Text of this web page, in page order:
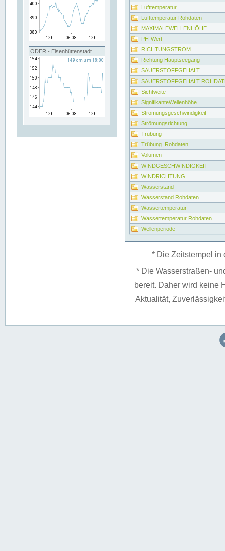
ODER - Eisenhüttenstadt
Lufttemperatur
Lufttemperatur Rohdaten
MAXIMALEWELLENHÖHE
PH-Wert
RICHTUNGSTROM
Richtung Hauptseegang
SAUERSTOFFGEHALT
SAUERSTOFFGEHALT
Sichtweite
SignifikanteWellenhöhe
Strömungsgeschwindigkeit
Strömungsrichtung
Trübung
Trübung_Rohdaten
Volumen
WINDGESCHWINDIGKEIT
WINDRICHTUNG
Wasserstand
Wasserstand Rohdaten
Wassertemperatur
Wassertemperatur Rohdaten
Wellenperiode
* Die Zeitstempel in
* Die Wasserstraßen-
bereit. Daher wird keine
Aktualität,